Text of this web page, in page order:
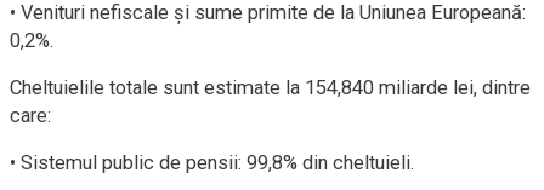
• Venituri nefiscale și sume primite de la Uniunea Europeană:
0,2%.
Cheltuielile totale sunt estimate la 154,840 miliarde lei, dintre
care:
• Sistemul public de pensii: 99,8% din cheltuieli.